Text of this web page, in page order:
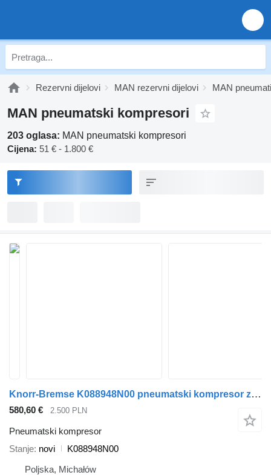
Rezervni dijelovi MAN rezervni dijelovi MAN
MAN pneumatski kompresori
203 oglasa: MAN pneumatski kompresori
Cijena: 51 € - 1.800 €
Knorr-Bremse K088948N00 pneumatski kompresor za MAN TGA TGS TGX tegljača
580,60 € 2.500 PLN
Pneumatski kompresor
Stanje novi
K088948N00
Poljska, Michałów